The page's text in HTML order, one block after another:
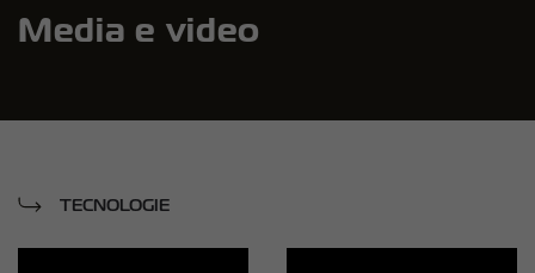
Media e video
TECNOLOGIE